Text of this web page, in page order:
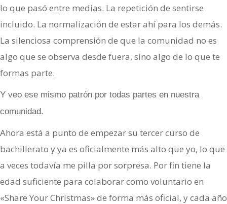
lo que pasó entre medias. La repetición de sentirse
incluido. La normalización de estar ahí para los demás.
La silenciosa comprensión de que la comunidad no es
algo que se observa desde fuera, sino algo de lo que te
formas parte.
Y veo ese mismo patrón por todas partes en nuestra
comunidad.
Ahora está a punto de empezar su tercer curso de
bachillerato y ya es oficialmente más alto que yo, lo que
a veces todavía me pilla por sorpresa. Por fin tiene la
edad suficiente para colaborar como voluntario en
«Share Your Christmas» de forma más oficial, y cada año